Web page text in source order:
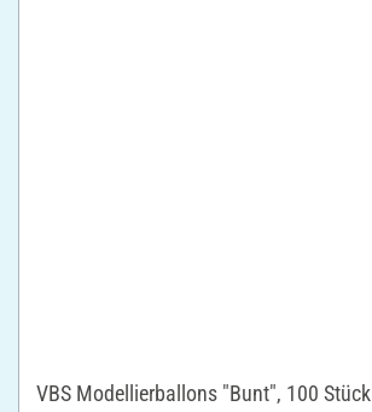
VBS Modellierballons "Bunt", 100 Stück